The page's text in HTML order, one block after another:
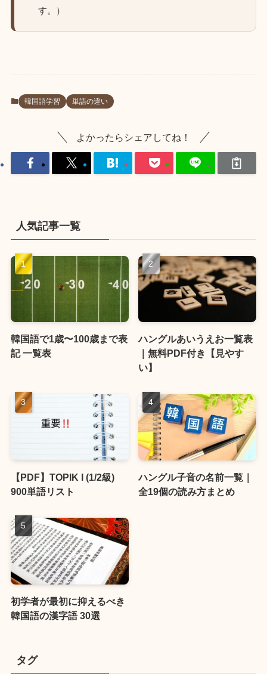
す。）
韓国語学習 単語の違い
よかったらシェアしてね！
人気記事一覧
韓国語で1歳〜100歳まで表
記 一覧表
ハングルあいうえお一覧表
｜無料PDF付き【見やす
い】
【PDF】TOPIK I (1/2級)
900単語リスト
ハングル子音の名前一覧｜
全19個の読み方まとめ
初学者が最初に抑えるべき
韓国語の漢字語 30選
タグ